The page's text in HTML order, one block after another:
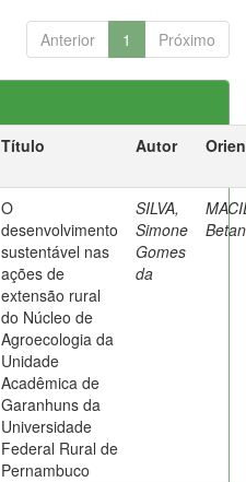
Anterior 1 Próximo
Título Autor
O
desenvolvimento
sustentável nas
ações de
extensão rural
do Núcleo de
Agroecologia da
Unidade
Acadêmica de
Garanhuns da
Universidade
Federal Rural de
Pernambuco
SILVA,
Simone
Gomes
da